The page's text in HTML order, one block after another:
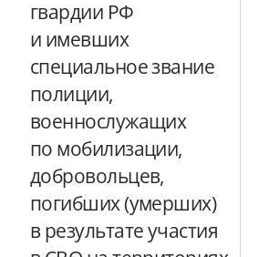
гвардии РФ
и имевших
специальное звание
полиции,
военнослужащих
по мобилизации,
добровольцев,
погибших (умерших)
в результате участия